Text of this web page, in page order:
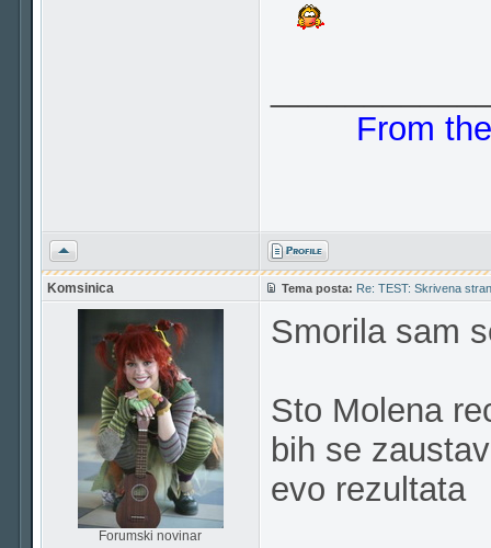
From
Vrh
Komsinica Tema posta: Re: TEST: Skrivena
Forumski novinar
Smorila sam
Sto Molena
bih se
evo rezultata